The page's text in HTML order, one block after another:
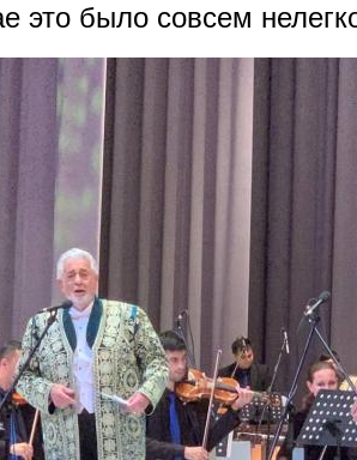
это было совсем